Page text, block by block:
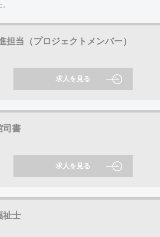
担当（プロジェクトメンバー）
求人を見る
司書
求人を見る
祉士